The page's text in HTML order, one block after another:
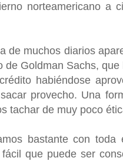
norteamericano a
de muchos diarios
de Goldman Sachs,
habiéndose
provecho. Una
tachar de muy poco
bastante con toda
que puede ser